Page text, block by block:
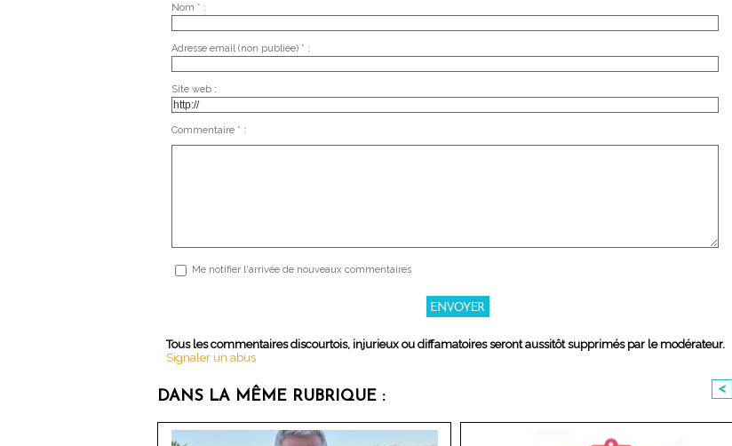
Nom * :
Adresse email (non publiée) * :
Site web :
Commentaire * :
Me notifier l'arrivée de nouveaux commentaires
Tous les commentaires discourtois, injurieux ou diffamatoires seront aussitôt supprimés par le modérateur.
Signaler un abus
DANS LA MÊME RUBRIQUE : <